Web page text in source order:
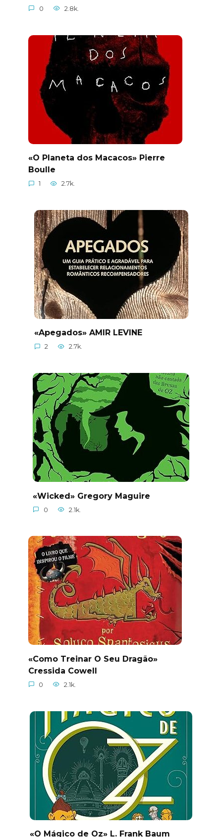
0 2.8k.
«O Planeta dos Macacos» Pierre
Boulle
1 2.7k.
«Apegados» AMIR LEVINE
2 2.7k.
«Wicked» Gregory Maguire
0 2.1k.
«Como Treinar O Seu Dragão»
Cressida Cowell
0 2.1k.
«O Mágico de Oz» L. Frank Baum